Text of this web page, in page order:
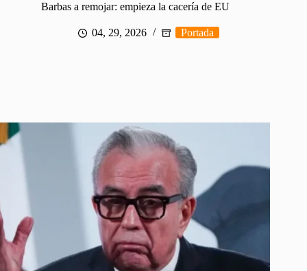
Barbas a remojar: empieza la cacería de EU
04, 29, 2026 Portada